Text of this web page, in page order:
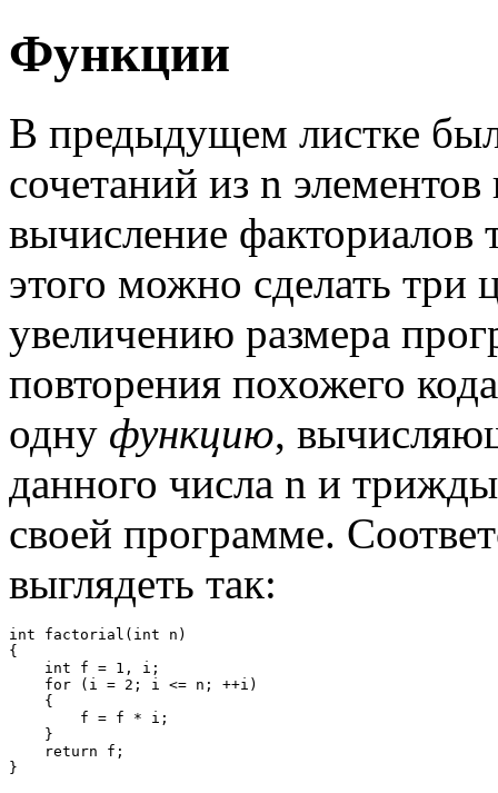
Функции
В предыдущем листке
сочетаний из n
вычисление
этого можно сделать три
увеличению размера
повторения похожего
одну функцию,
данного числа n и
своей программе.
выглядеть так:
int factorial(int n)
{
    int f = 1, i;
    for (i = 2; i <= n; ++i)
    {
        f = f * i;
    }
    return f;